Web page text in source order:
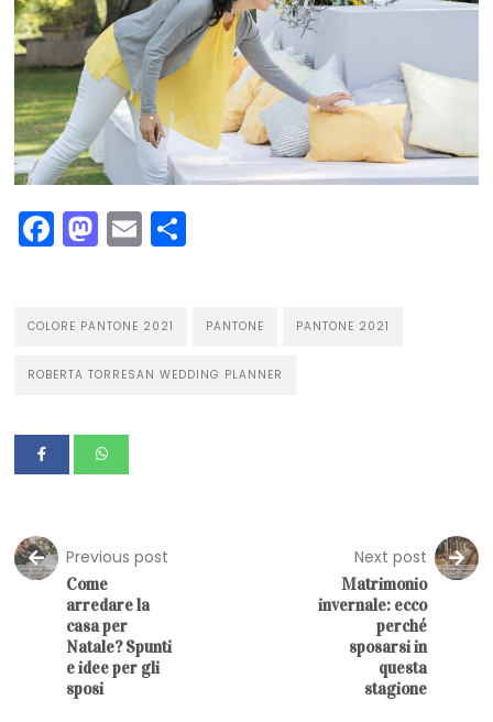
Facebook
Mastodon
Email
COLORE PANTONE 2021 PANTONE PANTONE 2021
ROBERTA TORRESAN WEDDING PLANNER
Previous post
Come
arredare la
casa per
Natale? Spunti
e idee per gli
sposi
Next post
Matrimonio
invernale: ecco
perché
sposarsi in
questa
stagione